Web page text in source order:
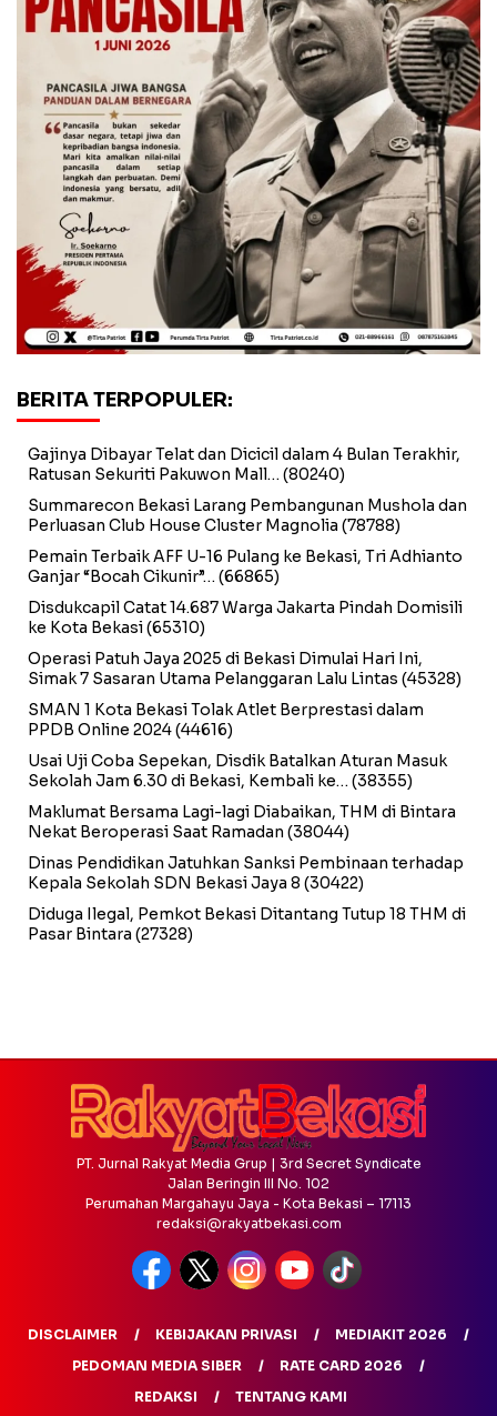
BERITA TERPOPULER:
Gajinya Dibayar Telat dan Dicicil dalam 4 Bulan Terakhir,
Ratusan Sekuriti Pakuwon Mall… (80240)
Summarecon Bekasi Larang Pembangunan Mushola dan
Perluasan Club House Cluster Magnolia (78788)
Pemain Terbaik AFF U-16 Pulang ke Bekasi, Tri Adhianto
Ganjar “Bocah Cikunir”… (66865)
Disdukcapil Catat 14.687 Warga Jakarta Pindah Domisili
ke Kota Bekasi(65310)
Operasi Patuh Jaya 2025 di Bekasi Dimulai Hari Ini,
Simak 7 Sasaran Utama Pelanggaran Lalu Lintas (45328)
SMAN 1 Kota Bekasi Tolak Atlet Berprestasi dalam
PPDB Online 2024(44616)
Usai Uji Coba Sepekan, Disdik Batalkan Aturan Masuk
Sekolah Jam 6.30 di Bekasi, Kembali ke… (38355)
Maklumat Bersama Lagi-lagi Diabaikan, THM di Bintara
Nekat Beroperasi Saat Ramadan (38044)
Dinas Pendidikan Jatuhkan Sanksi Pembinaan terhadap
Kepala Sekolah SDN Bekasi Jaya 8 (30422)
Diduga Ilegal, Pemkot Bekasi Ditantang Tutup 18 THM di
Pasar Bintara (27328)
PT. Jurnal Rakyat Media Grup | 3rd Secret Syndicate
Jalan Beringin III No. 102
Perumahan Margahayu Jaya - Kota Bekasi – 17113
redaksi@rakyatbekasi.com
DISCLAIMER KEBIJAKAN PRIVASI
MEDIAKIT 2026
PEDOMAN MEDIA SIBER
RATE CARD 2026
REDAKSI
TENTANG KAMI